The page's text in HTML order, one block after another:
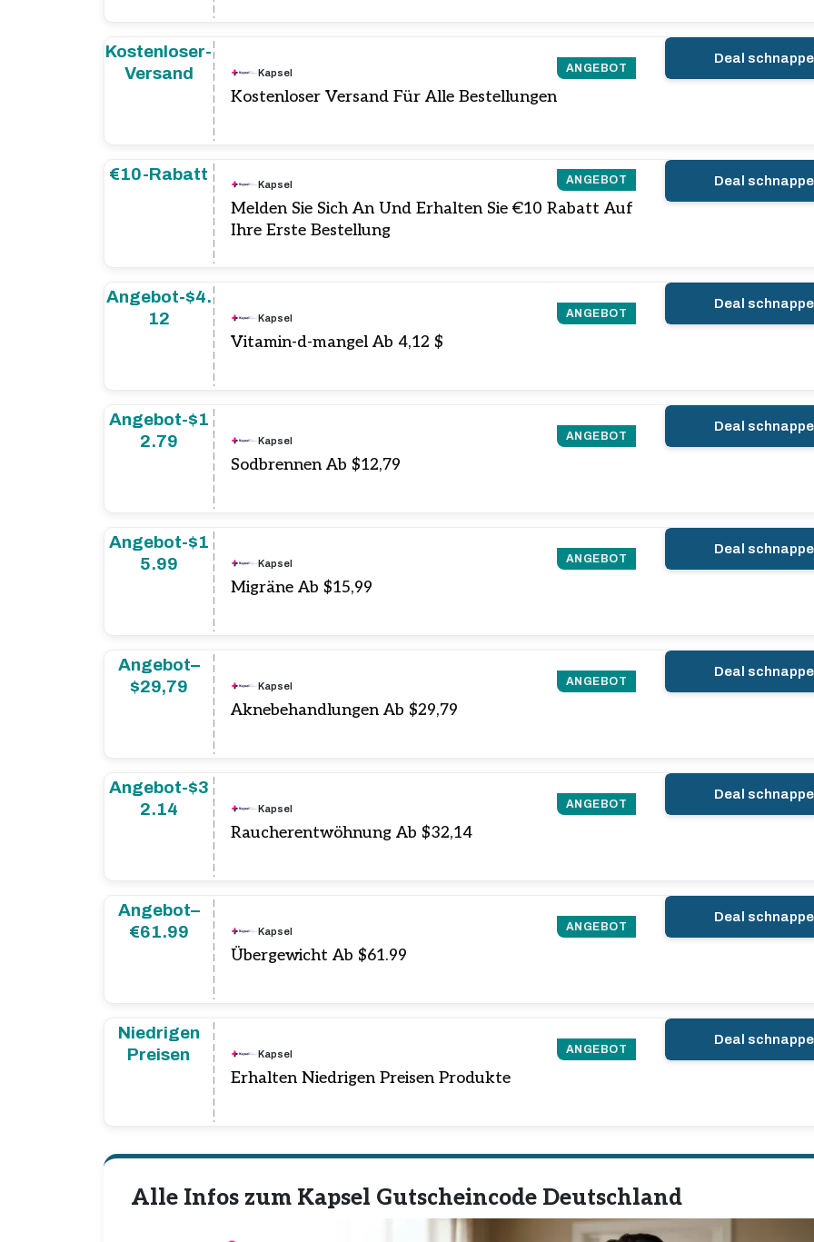
Kostenloser-
Versand
ANGEBOT
Kapsel
Kostenloser Versand Für Alle Bestellungen
Deal
€10-Rabatt ANGEBOT
Kapsel
Melden Sie Sich An Und Erhalten Sie €10 Rabatt Auf
Ihre Erste Bestellung
Deal
Angebot-$4.
12
ANGEBOT
Kapsel
Vitamin-d-mangel Ab 4,12 $
Deal
Angebot-$1
2.79
ANGEBOT
Kapsel
Sodbrennen Ab $12,79
Deal
Angebot-$1
5.99
ANGEBOT
Kapsel
Migräne Ab $15,99
Deal
Angebot–
$29,79
ANGEBOT
Kapsel
Aknebehandlungen Ab $29,79
Deal
Angebot-$3
2.14
ANGEBOT
Kapsel
Raucherentwöhnung Ab $32,14
Deal
Angebot–
€61.99
ANGEBOT
Kapsel
Übergewicht Ab $61.99
Deal
Niedrigen
Preisen
ANGEBOT
Kapsel
Erhalten Niedrigen Preisen Produkte
Deal
Alle Infos zum Kapsel Gutscheincode Deutschland